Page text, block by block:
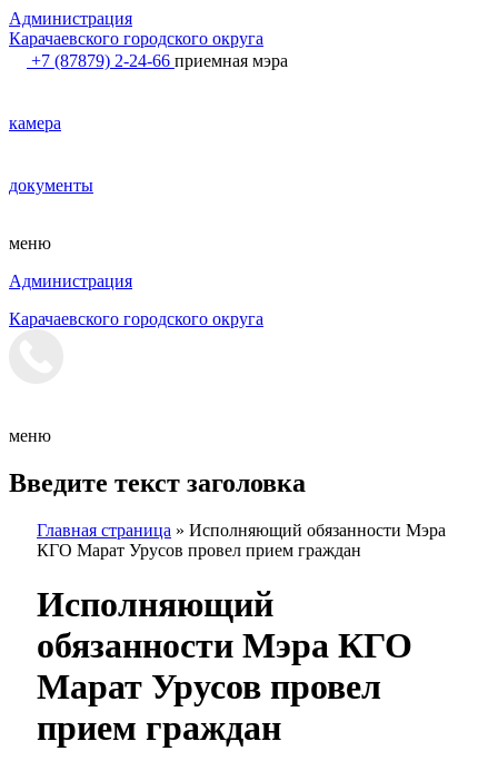
Администрация
Карачаевского городского округа
+7 (87879) 2-24-66 приемная мэра
камера
документы
меню
Администрация
Карачаевского городского округа
меню
Введите текст заголовка
Главная страница » Исполняющий обязанности Мэра
КГО Марат Урусов провел прием граждан
Исполняющий
обязанности Мэра КГО
Марат Урусов провел
прием граждан